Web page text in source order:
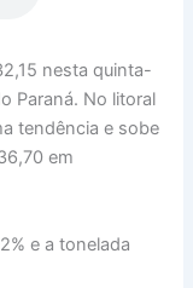
nesta quinta-
Paraná. No litoral
tendência e sobe
em
e a tonelada